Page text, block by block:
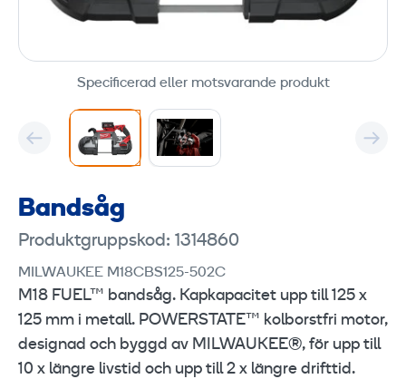
Specificerad eller motsvarande produkt
Bandsåg
Produktgruppskod: 1314860
MILWAUKEE M18CBS125-502C
M18 FUEL™ bandsåg. Kapkapacitet upp till 125 x
125 mm i metall. POWERSTATE™ kolborstfri motor,
designad och byggd av MILWAUKEE®, för upp till
10 x längre livstid och upp till 2 x längre drifttid.